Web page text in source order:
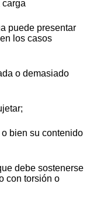
puede presentar
los casos
o demasiado
bien su contenido
debe sostenerse
con torsión o